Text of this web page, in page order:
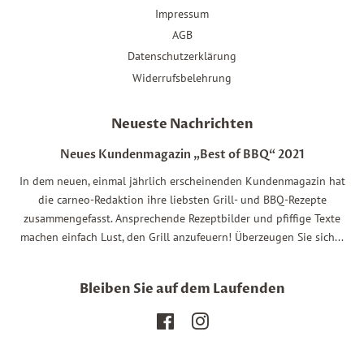
Impressum
AGB
Datenschutzerklärung
Widerrufsbelehrung
Neueste Nachrichten
Neues Kundenmagazin „Best of BBQ“ 2021
In dem neuen, einmal jährlich erscheinenden Kundenmagazin hat
die carneo-Redaktion ihre liebsten Grill- und BBQ-Rezepte
zusammengefasst. Ansprechende Rezeptbilder und pfiffige Texte
machen einfach Lust, den Grill anzufeuern! Überzeugen Sie sich...
Bleiben Sie auf dem Laufenden
FacebookInstagram